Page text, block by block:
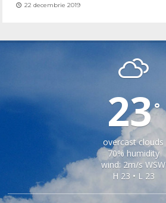
22 decembrie 2019
23°
overcast clouds
70% humidity
wind: 2m/s WSW
H 23 • L 23